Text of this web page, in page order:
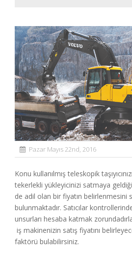
Pazar Mayıs 22nd, 2016
Konu kullanılmış teleskopik taşıyıcınızı, kazıcınızı veya
tekerlekli yükleyicinizi satmaya
de adil olan bir fiyatın belirlenmesini
bulunmaktadır. Satıcılar
unsurları hesaba katmak
iş makinenizin satış fiyatını
faktörü bulabilirsiniz.